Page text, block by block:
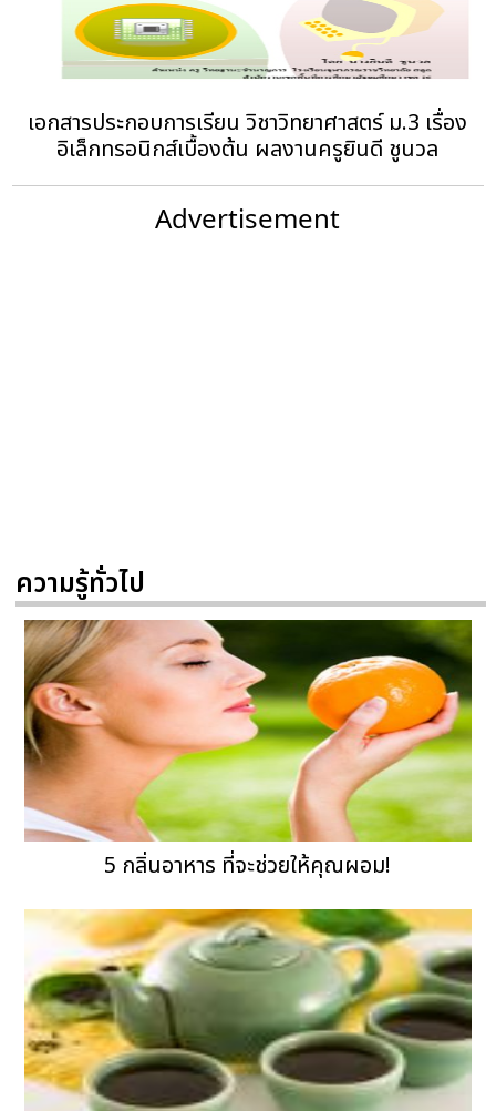
เอกสารประกอบการเรียน วิชาวิทยาศาสตร์ ม.3 เรื่อง
อิเล็กทรอนิกส์เบื้องต้น ผลงานครูยินดี ชูนวล
Advertisement
ความรู้ทั่วไป
5 กลิ่นอาหาร ที่จะช่วยให้คุณผอม!